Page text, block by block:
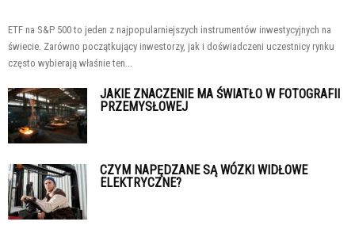
ETF na S&P 500 to jeden z najpopularniejszych instrumentów inwestycyjnych na
świecie. Zarówno początkujący inwestorzy, jak i doświadczeni uczestnicy rynku
często wybierają właśnie ten...
JAKIE ZNACZENIE MA ŚWIATŁO W FOTOGRAFII
PRZEMYSŁOWEJ
CZYM NAPĘDZANE SĄ WÓZKI WIDŁOWE
ELEKTRYCZNE?